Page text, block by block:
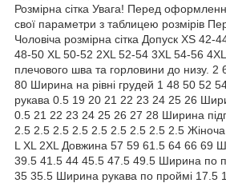
Розмірна сітка Увага! Перед
свої параметри з таблицею розмірів
Чоловіча розмірна сітка Допуск XS 42-
48-50 XL 50-52 2XL 52-54 3XL 54-56
плечового шва та горловини до низу.
80 Ширина на рівні грудей 1 48 50 52
рукава 0.5 19 20 21 22 23 24 25 26
0.5 21 22 23 24 25 26 27 28 Ширина
2.5 2.5 2.5 2.5 2.5 2.5 2.5 2.5 2.5 Жіноча
L XL 2XL Довжина 57 59 61.5 64 66 69
39.5 41.5 44 45.5 47.5 49.5 Ширина по
35 35.5 Ширина рукава по проймі 17.5